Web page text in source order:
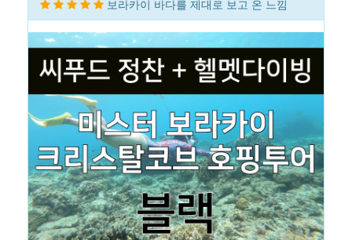
보라카이 바다를 제대로 보고 온 느낌